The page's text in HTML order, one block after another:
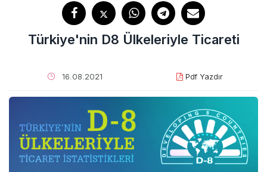
Türkiye'nin D8 Ülkeleriyle Ticareti
16.08.2021 Pdf Yazdır